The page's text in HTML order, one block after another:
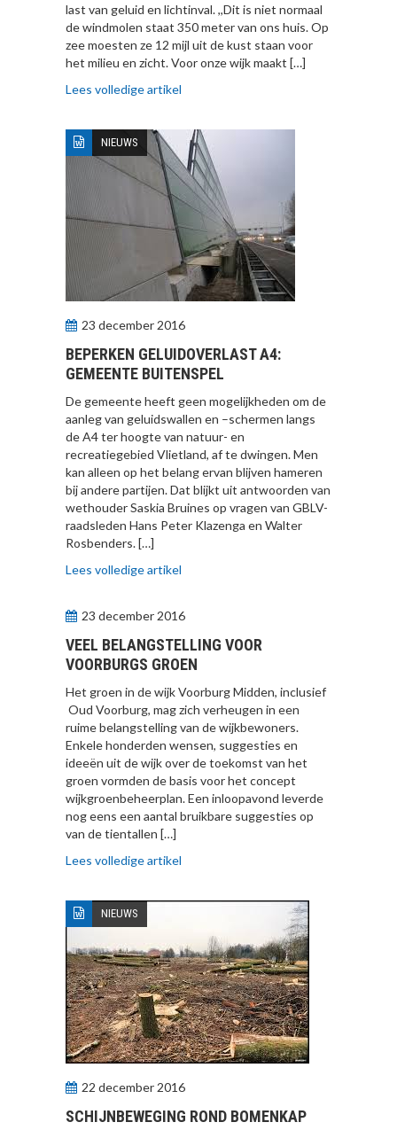
last van geluid en lichtinval. ,,Dit is niet normaal
de windmolen staat 350 meter van ons huis. Op
zee moesten ze 12 mijl uit de kust staan voor
het milieu en zicht. Voor onze wijk maakt […]
Lees volledige artikel
NIEUWS
23 december 2016
BEPERKEN GELUIDOVERLAST A4:
GEMEENTE BUITENSPEL
De gemeente heeft geen mogelijkheden om de
aanleg van geluidswallen en –schermen langs
de A4 ter hoogte van natuur- en
recreatiegebied Vlietland, af te dwingen. Men
kan alleen op het belang ervan blijven hameren
bij andere partijen. Dat blijkt uit antwoorden van
wethouder Saskia Bruines op vragen van GBLV-
raadsleden Hans Peter Klazenga en Walter
Rosbenders. […]
Lees volledige artikel
23 december 2016
VEEL BELANGSTELLING VOOR
VOORBURGS GROEN
Het groen in de wijk Voorburg Midden, inclusief
Oud Voorburg, mag zich verheugen in een
ruime belangstelling van de wijkbewoners.
Enkele honderden wensen, suggesties en
ideeën uit de wijk over de toekomst van het
groen vormden de basis voor het concept
wijkgroenbeheerplan. Een inloopavond leverde
nog eens een aantal bruikbare suggesties op
van de tientallen […]
Lees volledige artikel
NIEUWS
22 december 2016
SCHIJNBEWEGING ROND BOMENKAP